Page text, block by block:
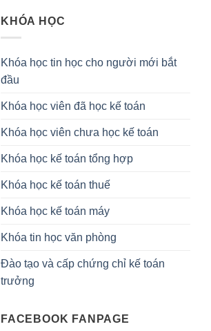
KHÓA HỌC
Khóa học tin học cho người mới bắt
đầu
Khóa học viên đã học kế toán
Khóa học viên chưa học kế toán
Khóa học kế toán tổng hợp
Khóa học kế toán thuế
Khóa học kế toán máy
Khóa tin học văn phòng
Đào tạo và cấp chứng chỉ kế toán
trưởng
FACEBOOK FANPAGE